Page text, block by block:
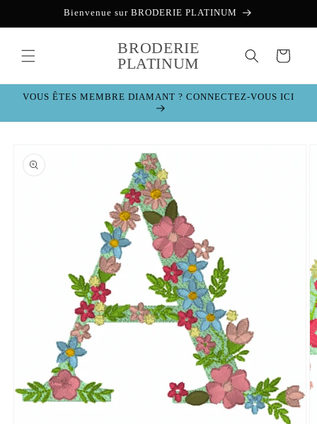
au
Bienvenue sur BRODERIE PLATINUM
BRODERIE
PLATINUM
Panier
VOUS ÊTES MEMBRE DIAMANT ? CONNECTEZ-VOUS ICI
informations
produits